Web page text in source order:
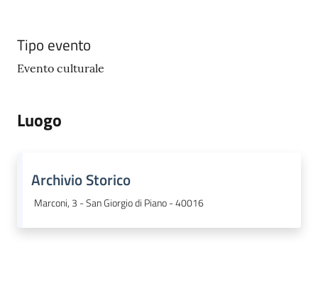
t
r
O
Tipo evento
Evento culturale
Luogo
Archivio Storico
Marconi, 3 - San Giorgio di Piano - 40016